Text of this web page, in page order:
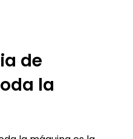
de
la